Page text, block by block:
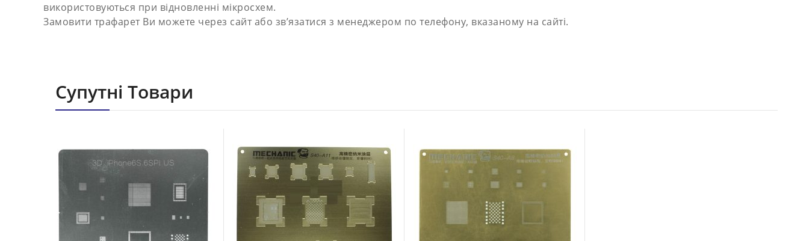
використовуються при відновленні мікросхем.
Замовити трафарет Ви можете через сайт або зв’язатися з менеджером по телефону, вказаному на сайті.
Супутні Товари